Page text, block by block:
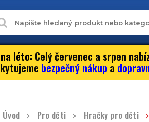
léto: Celý červenec a srpen
bezpečný nákup a
Úvod Pro děti Hračky pro děti